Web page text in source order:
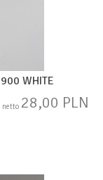
WHITE
netto 28,00 PLN